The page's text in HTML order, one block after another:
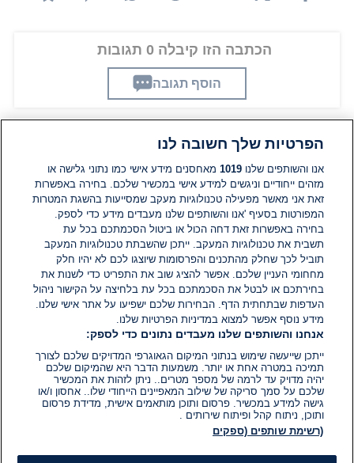
הכתבה הזו קיבלה 0 תגובות
הוסף תגובה
תגובות
אין עדיין תגובות. היה הראשון להגיב
הוסף תגובה
הפרטיות שלך חשובה לנו
אנו והשותפים שלנו1019 מאחסנים מידע אישי כמו נתוני גלישה או
מזהים ייחודיים וניגשים למידע אישי במכשיר שלכם. בחירה באפשרות
זאת אני מאשר מפעילה טכנולוגיות מעקב שמסייעות בהשגת המטרות
המפורטות בסעיף 'אנו והשותפים שלנו מעבדים מידע כדי לספק.
בחירה באפשרות זאת דחה הכול או ביטול הסכמתכם בכל עת
תשבית את טכנולוגיות המעקב. ייתכן שהשבתת טכנולוגיות המעקב
תוביל לכך שחלק מהתכנים והפרסומות שיוצגו לכם לא יהיו חלק
מחחומי העניין שלכם. אפשר להציג שוב את התפריט כדי לשנות את
בחירתכם או לבטל את הסכמתכם בכל עת בלחיצה על הקישור ניהול
העדפות שבתחתית הדף. הבחירות שלכם ישפיעו על אתר אישי שלנו.
מידע נוסף אפשר למצוא במדיניות הפרטיות שלנו.
אנחנו והשותפים שלנו מעבדים נתונים כדי לספק:
ייתכן שייעשה שימוש בנתוני המיקום הגאוגרפי המדויקים שלכם לצורך
תמיכה במטרה אחת או יותר. משמעות הדבר היא שהמיקום שלכם
יהיה מדויק עד לרמה של מספר מטרים.. ניתן לזהות את המכשיר
שלכם על סמך סריקה של שילוב המאפיינים הייחודי שלו.. אחסון ו/או
גישה למידע במכשיר. פרסום ותוכן מותאמים אישית, מדידת פרסום
ותוכן, ניתוח קהל ופיתוח שירותים .
(רשימת שותפים (ספקים